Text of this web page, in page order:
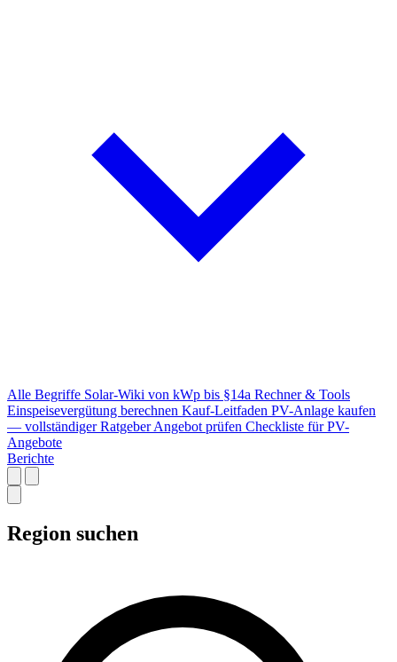
Alle Begriffe Solar-Wiki von kWp bis §14a Rechner & Tools
Einspeisevergütung berechnen Kauf-Leitfaden PV-Anlage kaufen
— vollständiger Ratgeber Angebot prüfen Checkliste für PV-
Angebote
Berichte
Region suchen